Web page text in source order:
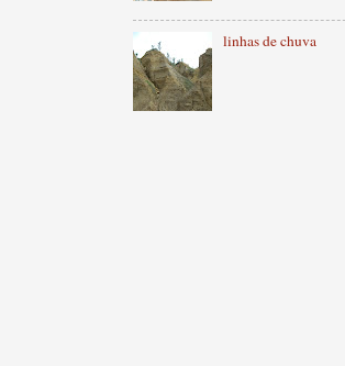
linhas de chuva